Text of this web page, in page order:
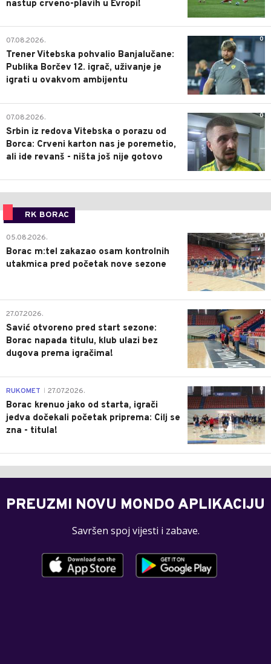
nastup crveno-plavih u Evropi!
0
07.08.2026.
Trener Vitebska pohvalio Banjalučane:
Publika Borčev 12. igrač, uživanje je
igrati u ovakvom ambijentu
0
07.08.2026.
Srbin iz redova Vitebska o porazu od
Borca: Crveni karton nas je poremetio,
ali ide revanš - ništa još nije gotovo
RK BORAC
0
05.08.2026.
Borac m:tel zakazao osam kontrolnih
utakmica pred početak nove sezone
0
27.07.2026.
Savić otvoreno pred start sezone:
Borac napada titulu, klub ulazi bez
dugova prema igračima!
0
RUKOMET 27.07.2026.
Borac krenuo jako od starta, igrači
jedva dočekali početak priprema: Cilj se
zna - titula!
PREUZMI NOVU MONDO APLIKACIJU
Savršen spoj vijesti i zabave.